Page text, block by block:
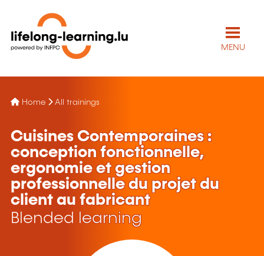
MENU
Home All trainings
Cuisines Contemporaines :
conception fonctionnelle,
ergonomie et gestion
professionnelle du projet du
client au fabricant
Blended learning